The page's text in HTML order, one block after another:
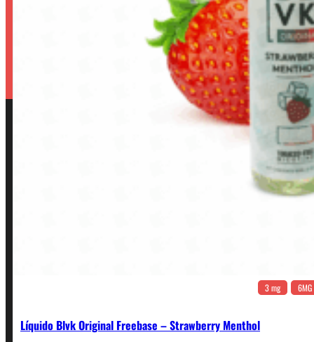
3 mg 6MG
Líquido Blvk Original Freebase – Strawberry Menthol